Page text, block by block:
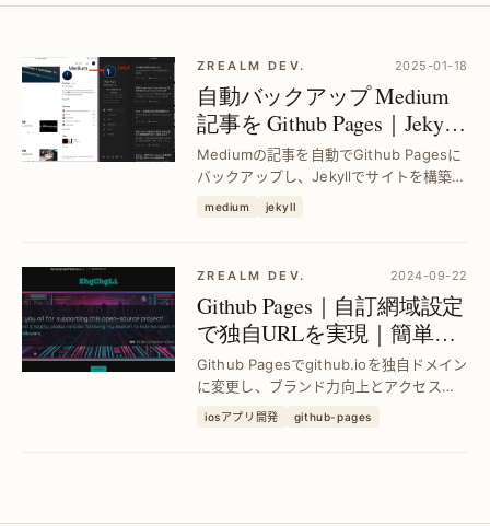
ZREALM DEV. 2025-01-18
自動バックアップ Medium
記事を Github Pages｜Jekyll
で効率的に管理する方法
Mediumの記事を自動でGithub Pagesに
バックアップし、Jekyllでサイトを構築・
グのデータ保護と継続的な更新を実現
medium jekyll
ZREALM DEV. 2024-09-22
Github Pages｜自訂網域設定
で独自URLを実現｜簡単手
順ガイド
Github Pagesでgithub.ioを独自ドメイン
に変更し、ブランド力向上とアクセス増
加を実現。初心者でも迷わない設定方法
を丁寧に解説し、サイトの信頼性と認知
iosアプリ開発 github-pages